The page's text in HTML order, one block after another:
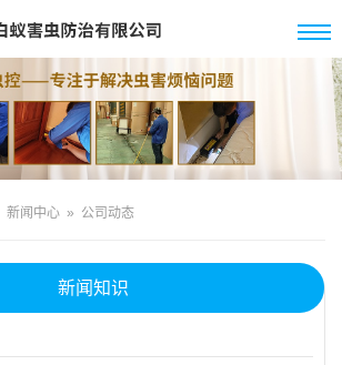
新闻中心 » 公司动态
新闻知识